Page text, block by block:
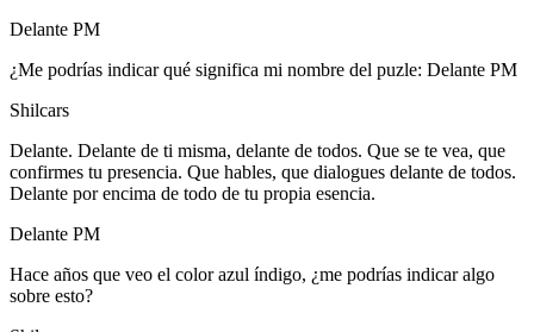
Delante PM
¿Me podrías indicar qué significa mi nombre del puzle: Delante PM
Shilcars
Delante. Delante de ti misma, delante de todos. Que se te vea, que
confirmes tu presencia. Que hables, que dialogues delante de todos.
Delante por encima de todo de tu propia esencia.
Delante PM
Hace años que veo el color azul índigo, ¿me podrías indicar algo
sobre esto?